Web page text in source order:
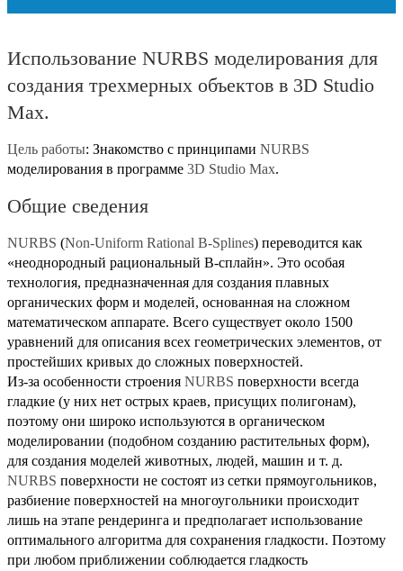
Использование NURBS моделирования для
создания трехмерных объектов в 3D Studio
Max.
Цель работы: Знакомство c принципами NURBS
моделирования в программе 3D Studio Max.
Общие сведения
NURBS (Non-Uniform Rational B-Splines) переводится как
«неоднородный рациональный В-сплайн». Это особая
технология, предназначенная для создания плавных
органических форм и моделей, основанная на сложном
математическом аппарате. Всего существует около 1500
уравнений для описания всех геометрических элементов, от
простейших кривых до сложных поверхностей.
Из-за особенности строения NURBS поверхности всегда
гладкие (у них нет острых краев, присущих полигонам),
поэтому они широко используются в органическом
моделировании (подобном созданию растительных форм),
для создания моделей животных, людей, машин и т. д.
NURBS поверхности не состоят из сетки прямоугольников,
разбиение поверхностей на многоугольники происходит
лишь на этапе рендеринга и предполагает использование
оптимального алгоритма для сохранения гладкости. Поэтому
при любом приближении соблюдается гладкость